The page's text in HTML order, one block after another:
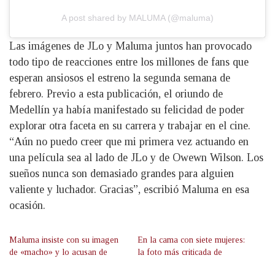
A post shared by MALUMA (@maluma)
Las imágenes de JLo y Maluma juntos han provocado
todo tipo de reacciones entre los millones de fans que
esperan ansiosos el estreno la segunda semana de
febrero. Previo a esta publicación, el oriundo de
Medellín ya había manifestado su felicidad de poder
explorar otra faceta en su carrera y trabajar en el cine.
“Aún no puedo creer que mi primera vez actuando en
una película sea al lado de JLo y de Owewn Wilson. Los
sueños nunca son demasiado grandes para alguien
valiente y luchador. Gracias”, escribió Maluma en esa
ocasión.
Maluma insiste con su imagen
de «macho» y lo acusan de
En la cama con siete mujeres:
la foto más criticada de